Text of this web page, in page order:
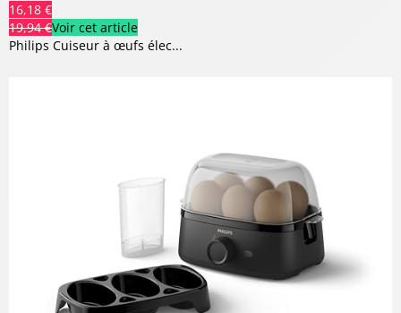
16,18 €
19,94 €Voir cet article
Philips Cuiseur à œufs élec...